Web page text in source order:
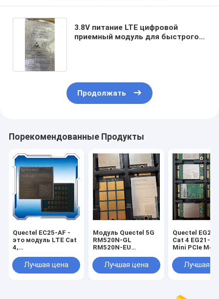
3.8V питание LTE цифровой
приемный модуль для быстрого и
Продолжать
Порекомендованные Продукты
Quectel EC25-AF -
это модуль LTE Cat
4,
для M2M и IoT-
приложений,
Лучшая цена
Модуль Quectel 5G
RM520N-GL
RM520N-EU
RM510Q-GL
RM255C-GL
Лучшая цена
Quectel EG25-
Cat 4 EG21-G
Mini PCIe
GGB сЛучшая